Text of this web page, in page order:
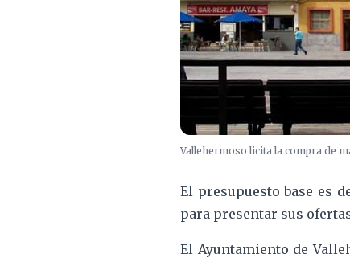
Vallehermoso licita la compra de
El presupuesto base es
para presentar sus
El Ayuntamiento de